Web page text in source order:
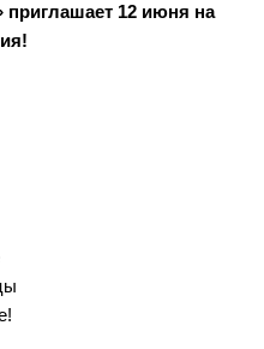
приглашает 12 июня на